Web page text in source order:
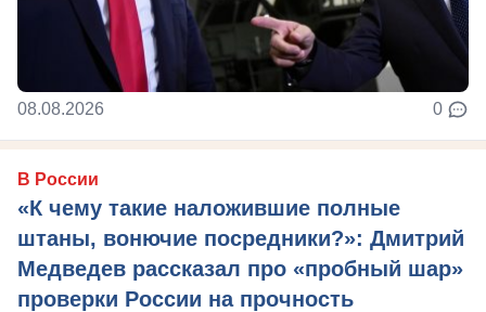
08.08.2026 0
В России
«К чему такие наложившие полные
штаны, вонючие посредники?»: Дмитрий
Медведев рассказал про «пробный шар»
проверки России на прочность